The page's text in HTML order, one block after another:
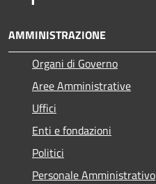
AMMINISTRAZIONE
Organi di Governo
Aree Amministrative
Uffici
Enti e fondazioni
Politici
Personale Amministrativo